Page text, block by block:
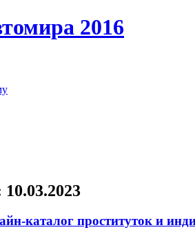
2016
10.03.2023
каталог проституток и